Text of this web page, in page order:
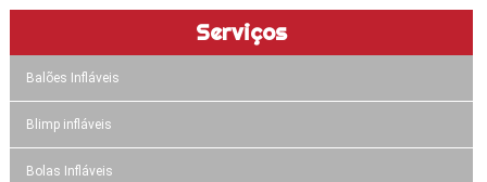
Serviços
Balões Infláveis
Blimp infláveis
Bolas Infláveis